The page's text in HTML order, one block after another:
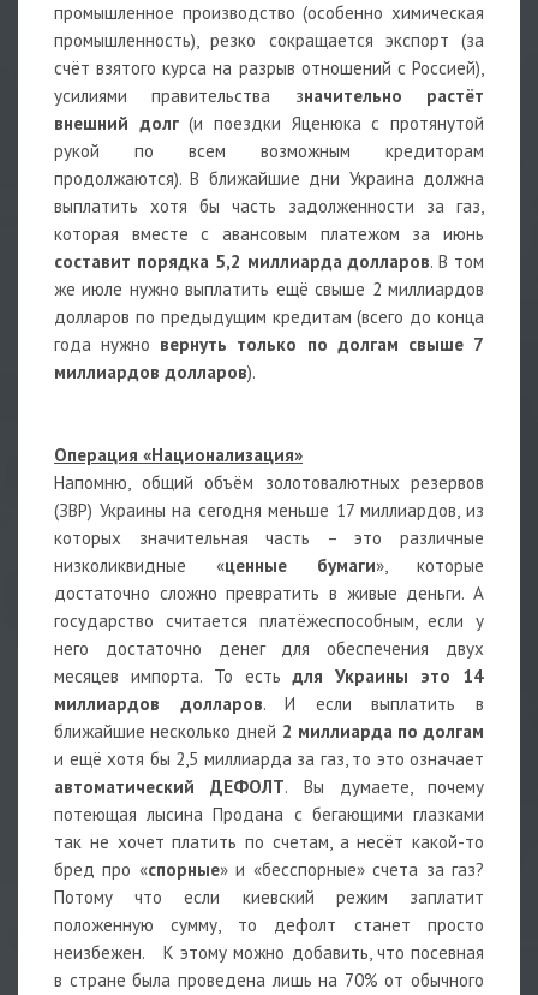
промышленное производство (особенно химическая
промышленность), резко сокращается экспорт (за
счёт взятого курса на разрыв отношений с Россией),
усилиями правительства значительно растёт
внешний долг(и поездки Яценюка с протянутой
рукой по всем возможным кредиторам
продолжаются). В ближайшие дни Украина должна
выплатить хотя бы часть задолженности за газ,
которая вместе с авансовым платежом за июнь
составит порядка 5,2 миллиарда долларов. В том
же июле нужно выплатить ещё свыше 2 миллиардов
долларов по предыдущим кредитам (всего до конца
года нужно вернуть только по долгам свыше 7
миллиардов долларов).
Операция «Национализация»
Напомню, общий объём золотовалютных резервов
(ЗВР) Украины на сегодня меньше 17 миллиардов, из
которых значительная часть – это различные
низколиквидные «ценные бумаги», которые
достаточно сложно превратить в живые деньги. А
государство считается платёжеспособным, если у
него достаточно денег для обеспечения двух
месяцев импорта. То естьдля Украины это 14
миллиардов долларов. И если выплатить в
ближайшие несколько дней 2 миллиарда по долгам
и ещё хотя бы 2,5 миллиарда за газ, то это означает
автоматический ДЕФОЛТ. Вы думаете, почему
потеющая лысина Продана с бегающими глазками
так не хочет платить по счетам, а несёт какой-то
бред про «спорные» и «бесспорные» счета за газ?
Потому что если киевский режим заплатит
положенную сумму, то дефолт станет просто
неизбежен. К этому можно добавить, что посевная
в стране была проведена лишь на 70% от обычного